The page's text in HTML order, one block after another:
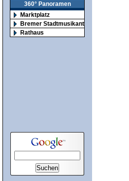
360° Panoramen
Marktplatz
Bremer Stadtmusikanten
Rathaus